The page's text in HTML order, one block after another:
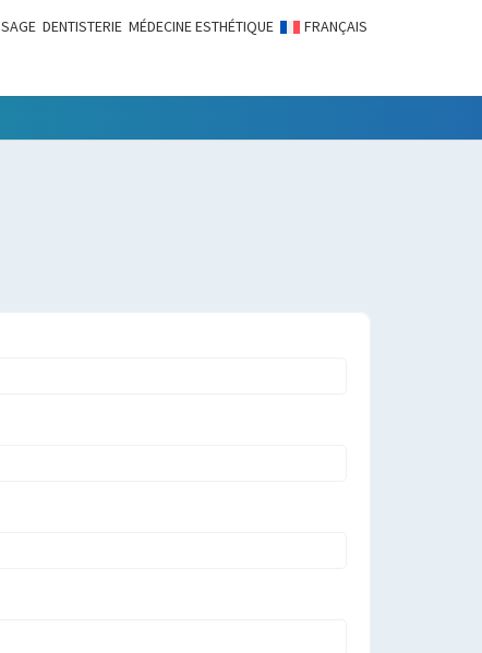
DENTISTERIE MÉDECINE ESTHÉTIQUE FRANÇAIS